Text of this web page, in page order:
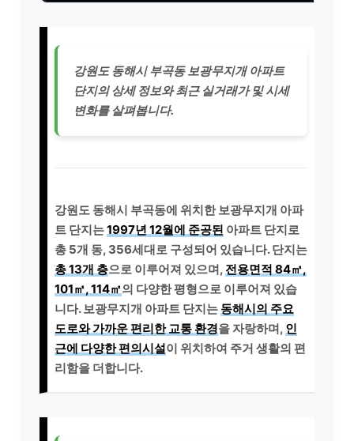
강원도 동해시 부곡동 보광무지개 아파트
단지의 상세 정보와 최근 실거래가 및 시세
변화를 살펴봅니다.
강원도 동해시 부곡동에 위치한 보광무지개 아파
트 단지는1997년 12월에 준공된 아파트 단지로
총 5개 동, 356세대로 구성되어 있습니다. 단지는
총 13개 층으로 이루어져 있으며, 전용면적 84㎡,
101㎡, 114㎡의 다양한 평형으로 이루어져 있습
니다. 보광무지개 아파트 단지는 동해시의 주요
도로와 가까운 편리한 교통 환경을 자랑하며, 인
근에 다양한 편의시설이 위치하여 주거 생활의 편
리함을 더합니다.